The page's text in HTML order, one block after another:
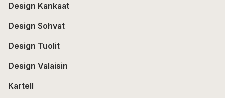
Design Kankaat
Design Sohvat
Design Tuolit
Design Valaisin
Kartell